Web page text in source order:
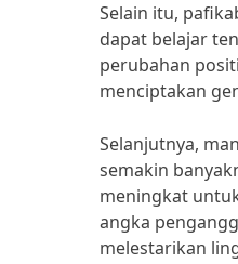
Selain itu,
dapat belajar
perubahan
menciptakan
Selanjutnya,
semakin
meningkat
angka
melestarikan